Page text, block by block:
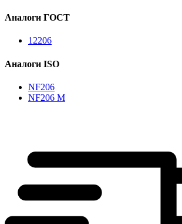
Аналоги ГОСТ
12206
Аналоги ISO
NF206
NF206 M